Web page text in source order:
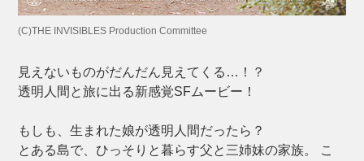
(C)THE INVISIBLES Production Committee
見えないものがだんだん見えてくる…！？
透明人間と旅に出る新感覚SFムービー！
もしも、生まれた娘が透明人間だったら？
とある島で、ひっそりと暮らす父と三姉妹の家族。 こ